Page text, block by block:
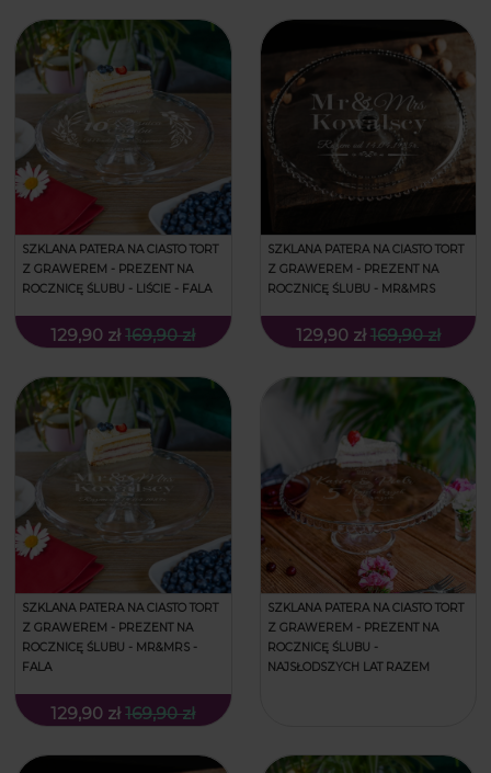
SZKLANA PATERA NA CIASTO TORT
Z GRAWEREM - PREZENT NA
ROCZNICĘ ŚLUBU - LIŚCIE - FALA
129,90 zł 169,90 zł
SZKLANA PATERA NA CIASTO TORT
Z GRAWEREM - PREZENT NA
ROCZNICĘ ŚLUBU - MR&MRS
129,90 zł 169,90 zł
SZKLANA PATERA NA CIASTO TORT
Z GRAWEREM - PREZENT NA
ROCZNICĘ ŚLUBU - MR&MRS -
FALA
129,90 zł 169,90 zł
SZKLANA PATERA NA CIASTO TORT
Z GRAWEREM - PREZENT NA
ROCZNICĘ ŚLUBU -
NAJSŁODSZYCH LAT RAZEM